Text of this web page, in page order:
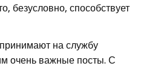
безусловно, способствует
на службу
очень важные посты. С